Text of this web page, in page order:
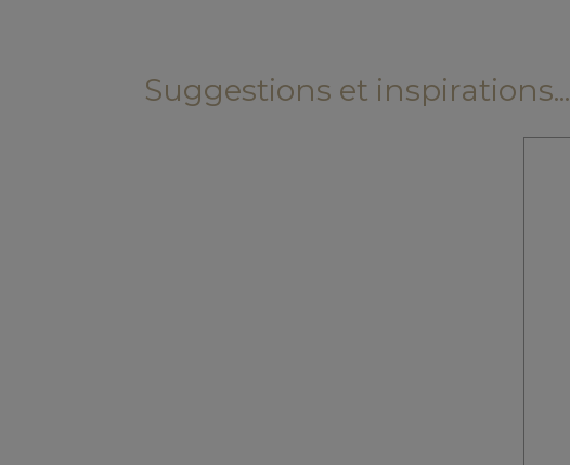
Suggestions et inspirations...